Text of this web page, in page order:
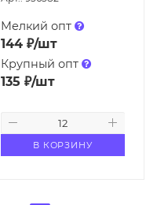
Мелкий опт
144₽/шт
Крупный опт
135 ₽/шт
В КОРЗИНУ